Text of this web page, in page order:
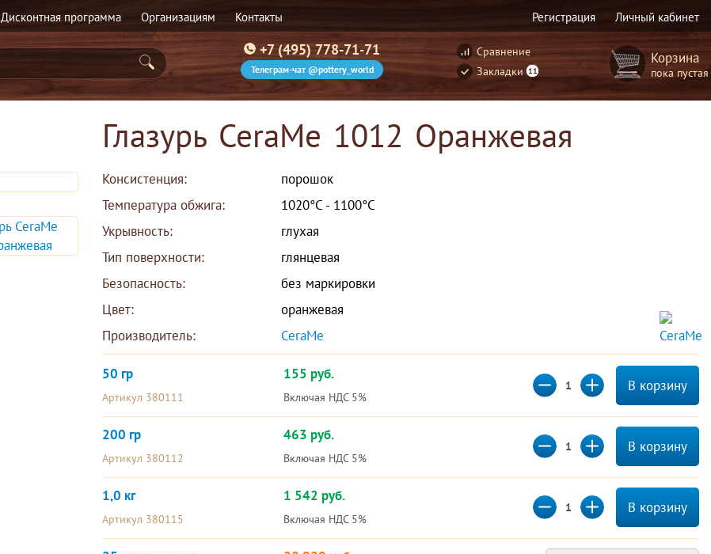
Дисконтная программа Организациям Контакты Регистрация Личный кабинет
+7 (495) 778-71-71
Телеграм-чат @pottery_world
Сравнение
Закладки11
Корзина
пока пустая
Глазурь CeraMe 1012 Оранжевая
Консистенция:
порошок
Температура обжига:
1020°С - 1100°С
Укрывность:
глухая
Тип поверхности:
глянцевая
Безопасность:
без маркировки
Цвет:
оранжевая
Производитель:
CeraMe
50 гр
Артикул 380111
155 руб.
Включая НДС 5%
В корзину
200 гр
Артикул 380112
463 руб.
Включая НДС 5%
В корзину
1,0 кг
Артикул 380115
1 542 руб.
Включая НДС 5%
В корзину